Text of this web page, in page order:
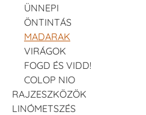
ÜNNEPI
ÖNTINTÁS
MADARAK
VIRÁGOK
FOGD ÉS VIDD!
COLOP NIO
RAJZESZKÖZÖK
LINÓMETSZÉS